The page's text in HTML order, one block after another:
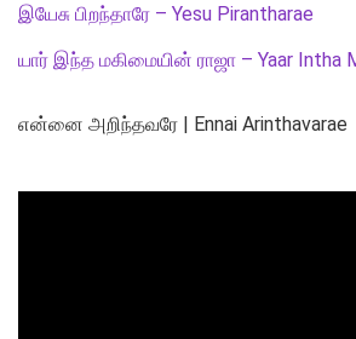
இயேசு பிறந்தாரே – Yesu Pirantharae
யார் இந்த மகிமையின் ராஜா – Yaar Intha
என்னை அறிந்தவரே | Ennai Arinthavarae